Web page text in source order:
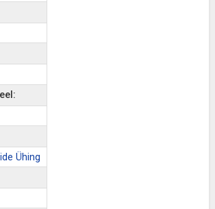
Ühing